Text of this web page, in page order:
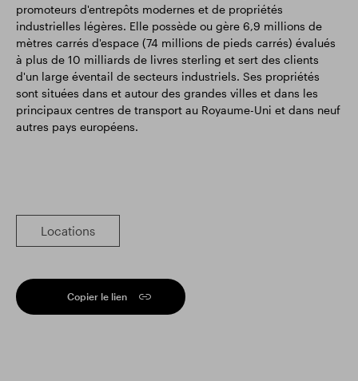
promoteurs d'entrepôts modernes et de propriétés
industrielles légères. Elle possède ou gère 6,9 millions de
mètres carrés d'espace (74 millions de pieds carrés) évalués
à plus de 10 milliards de livres sterling et sert des clients
d'un large éventail de secteurs industriels. Ses propriétés
sont situées dans et autour des grandes villes et dans les
principaux centres de transport au Royaume-Uni et dans neuf
autres pays européens.
Locations
Copier le lien